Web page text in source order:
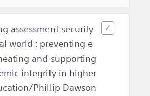
assessment security
world : preventing e-
and supporting
integrity in higher
Phillip Dawson.